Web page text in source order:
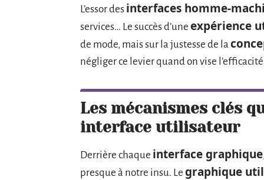
L’essor des interfaces homme-
services… Le succès d’une expérience
de mode, mais sur la justesse de la
négliger ce levier quand on vise
Les mécanismes clés
interface utilisateur
Derrière chaque interface graphique
presque à notre insu. Le graphique